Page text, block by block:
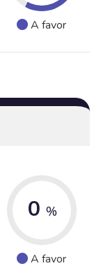
A favor
0 %
A favor